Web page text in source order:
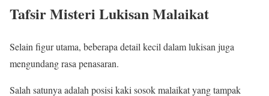
Tafsir Misteri Lukisan Malaikat
Selain figur utama, beberapa detail kecil dalam lukisan juga
mengundang rasa penasaran.
Salah satunya adalah posisi kaki sosok malaikat yang tampak